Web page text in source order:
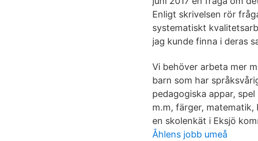
Enligt skrivelsen rör
systematiskt
jag kunde finna i deras
Vi behöver arbeta mer
barn som har
pedagogiska appar,
m.m, färger,
en skolenkät i Eksjö
Åhlens jobb umeå